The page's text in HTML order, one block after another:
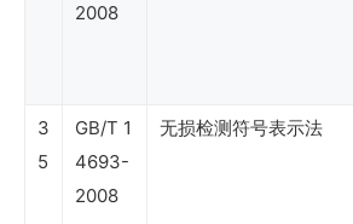
（能
2008
3
5
GB/T 1
4693-
2008
无损检测符号表示法